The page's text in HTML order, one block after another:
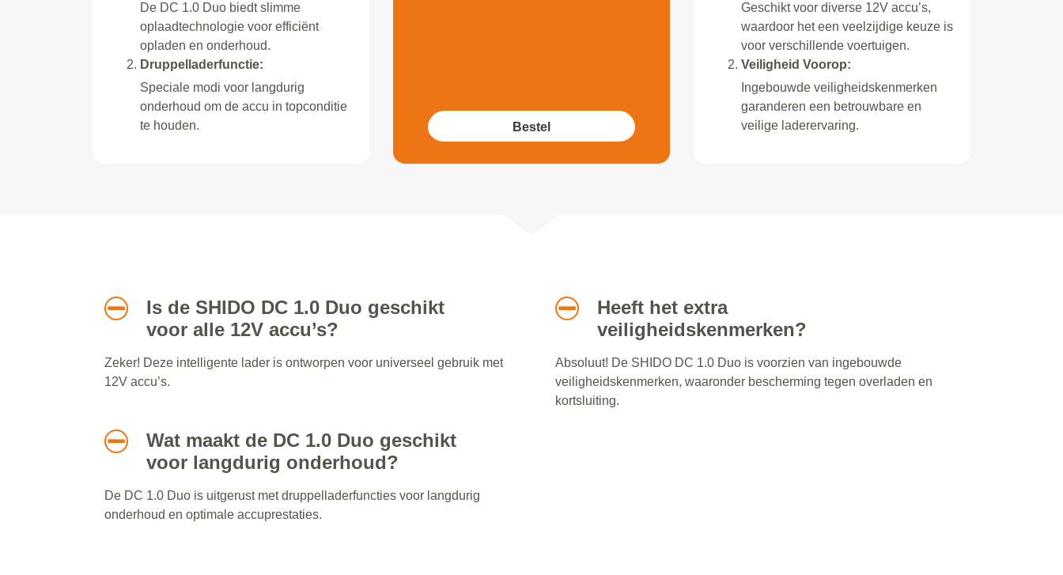
De DC 1.0 Duo biedt slimme
oplaadtechnologie voor efficiënt
opladen en onderhoud.
Druppelladerfunctie:
Speciale modi voor langdurig
onderhoud om de accu in topconditie
te houden.
Bestel
Geschikt voor diverse 12V accu’s,
waardoor het een veelzijdige keuze is
voor verschillende voertuigen.
Veiligheid Voorop:
Ingebouwde veiligheidskenmerken
garanderen een betrouwbare en
veilige laderervaring.
Is de SHIDO DC 1.0 Duo geschikt
voor alle 12V accu’s?
Zeker! Deze intelligente lader is ontworpen voor universeel gebruik met
12V accu’s.
Wat maakt de DC 1.0 Duo geschikt
voor langdurig onderhoud?
De DC 1.0 Duo is uitgerust met druppelladerfuncties voor langdurig
onderhoud en optimale accuprestaties.
Heeft het extra
veiligheidskenmerken?
Absoluut! De SHIDO DC 1.0 Duo is voorzien van ingebouwde
veiligheidskenmerken, waaronder bescherming tegen overladen en
kortsluiting.